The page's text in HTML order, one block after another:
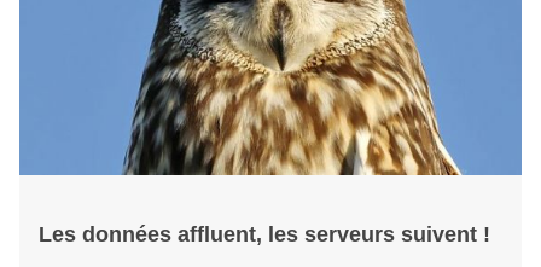
Les données affluent, les serveurs suivent !